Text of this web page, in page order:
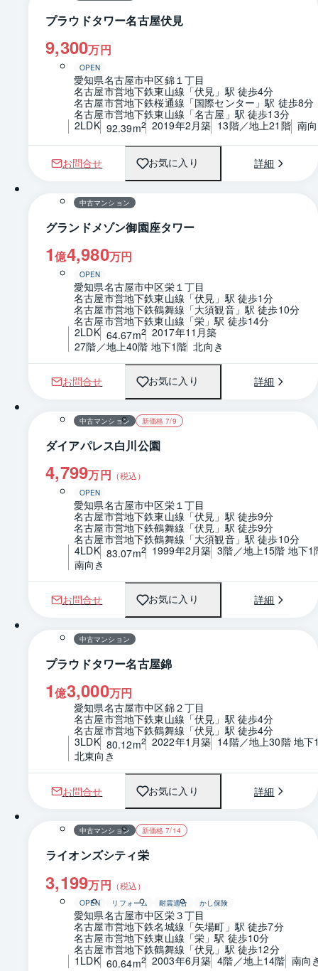
プラウドタワー名古屋伏見
9,300万円
OPEN
愛知県名古屋市中区錦１丁目
名古屋市営地下鉄東山線「伏見」駅 徒歩4分
名古屋市営地下鉄桜通線「国際センター」駅 徒歩8分
名古屋市営地下鉄東山線「名古屋」駅 徒歩13分
2LDK 92.39m2 2019年2月築 13階／地上21階 南
お問合せ お気に入り 詳細
1 / 0 間取り
中古マンション
グランドメゾン御園座タワー
1億4,980万円
OPEN
愛知県名古屋市中区栄１丁目
名古屋市営地下鉄東山線「伏見」駅 徒歩1分
名古屋市営地下鉄鶴舞線「大須観音」駅 徒歩10分
名古屋市営地下鉄東山線「栄」駅 徒歩14分
2LDK 64.67m2 2017年11月築
27階／地上40階 地下1階 北向き
お問合せ お気に入り 詳細
1 / 0 間取り
中古マンション 新価格 7/9
ダイアパレス白川公園
4,799万円 （税込）
OPEN
愛知県名古屋市中区栄１丁目
名古屋市営地下鉄東山線「伏見」駅 徒歩9分
名古屋市営地下鉄鶴舞線「伏見」駅 徒歩9分
名古屋市営地下鉄鶴舞線「大須観音」駅 徒歩10分
4LDK 83.07m2 1999年2月築 3階／地上15階 地下1
南向き
お問合せ お気に入り 詳細
1 / 0 間取り
中古マンション
プラウドタワー名古屋錦
1億3,000万円
愛知県名古屋市中区錦２丁目
名古屋市営地下鉄東山線「伏見」駅 徒歩4分
名古屋市営地下鉄鶴舞線「伏見」駅 徒歩4分
3LDK 80.12m2 2022年1月築 14階／地上30階 地下
北東向き
お問合せ お気に入り 詳細
1 / 0 間取り
中古マンション 新価格 7/14
ライオンズシティ栄
3,199万円 （税込）
OPEN リフォーム 耐震適合 かし保険
愛知県名古屋市中区栄３丁目
名古屋市営地下鉄名城線「矢場町」駅 徒歩7分
名古屋市営地下鉄東山線「栄」駅 徒歩10分
名古屋市営地下鉄鶴舞線「伏見」駅 徒歩12分
1LDK 60.64m2 2003年6月築 4階／地上14階 南向